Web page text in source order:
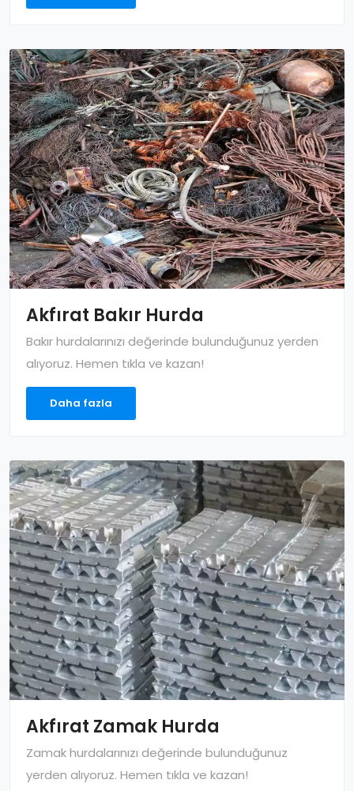
Akfırat Bakır Hurda
Bakır hurdalarınızı değerinde bulunduğunuz yerden
alıyoruz. Hemen tıkla ve kazan!
Daha fazla
Akfırat Zamak Hurda
Zamak hurdalarınızı değerinde bulunduğunuz
yerden alıyoruz. Hemen tıkla ve kazan!